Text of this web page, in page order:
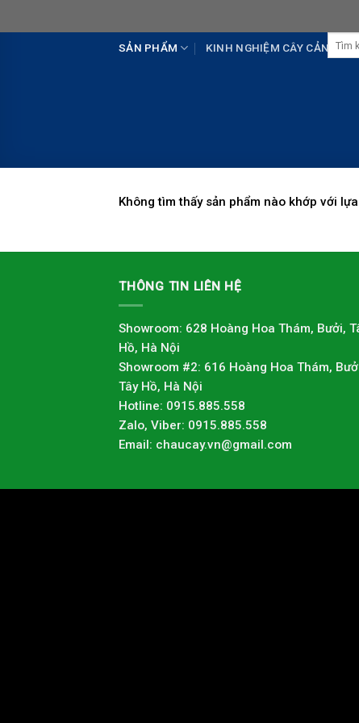
Tìm
kiếm:
SẢN PHẨM KINH NGHIỆM CÂY CẢNH
Không tìm thấy sản phẩm nào khớp với
THÔNG TIN LIÊN HỆ
Showroom: 628 Hoàng Hoa Thám, Bưởi,
Hồ, Hà Nội
Showroom #2: 616 Hoàng Hoa Thám,
Tây Hồ, Hà Nội
Hotline: 0915.885.558
Zalo, Viber: 0915.885.558
Email: chaucay.vn@gmail.com